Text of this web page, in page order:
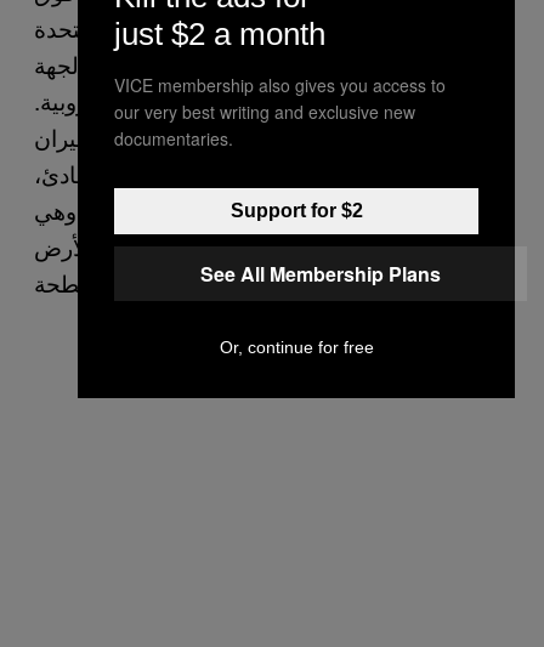
المحيط الهادئ لمسارات تربط الولايات المتحدة
بآسيا. وبدلاً من ذلك، اختاروا المسارات من الجهة
المغايرة والتي تعانق القارة الأفريقية والأوروبية.
فقد تتساءل عن سبب عدم قيام شركات الطيران
التجارية بالتحليق مباشرة فوق المحيط الهادئ،
وذلك لأنه توجد نهاية وراء القارة الأمريكية، وهي
بالضبط ما تبينه الخريطة الحقيقية للأرض
just $2 a month
VICE membership also gives you access to
our very best writing and exclusive new
documentaries.
Support for $2
See All Membership Plans
Or, continue for free